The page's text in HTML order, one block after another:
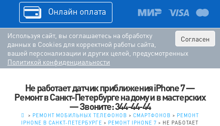
Онлайн оплата
Согласен
Используя сайт, вы соглашаетесь на обработку
данных в Cookies для корректной работы сайта,
вашей персонализации и других целей, предусмотренных
Политикой конфиденциальности
Не работает датчик приближения iPhone 7 —
Ремонт в Санкт-Петербурге на дому и в мастерских
— Звоните: 344-44-44
> РЕМОНТ МОБИЛЬНЫХ ТЕЛЕФОНОВ > СМАРТФОНОВ > РЕМОНТ
IPHONE В САНКТ-ПЕТЕРБУРГЕ > РЕМОНТ IPHONE 7 > НЕ РАБОТАЕТ